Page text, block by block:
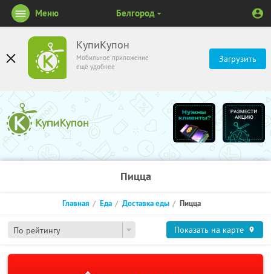
КупиКупон
Мобильное приложение
ещё удобнее
Загрузить
Меню Белгород
Пицца
По рейтингу
Главная Еда Доставка еды Пицца
Показать на карте